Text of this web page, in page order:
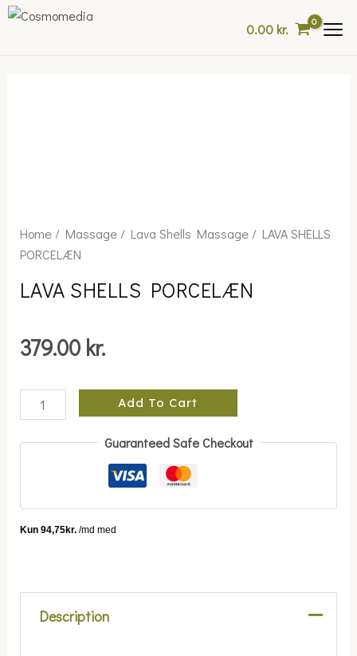
Skip
0.00kr.
Home/ Massage/ Lava Shells Massage/ LAVA SHELLS
PORCELÆN
LAVA SHELLS PORCELÆN
379.00 kr.
LAVA
SHELLS
quantity
Add To Cart
Guaranteed Safe Checkout
Description